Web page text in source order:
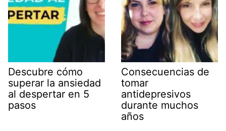
Descubre cómo
superar la ansiedad
al despertar en 5
pasos
Consecuencias de
tomar
antidepresivos
durante muchos
años